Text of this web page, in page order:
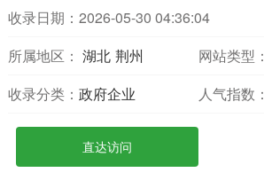
收录日期：2026-05-30 04:36:04
所属地区： 湖北 荆州 网站类型：
收录分类： 政府企业 人气指数：
直达访问